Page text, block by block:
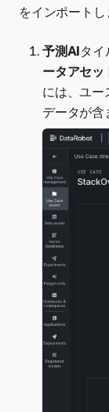
をインポートし
予測AIタイ
ータアセッ
には、ユー
データが含